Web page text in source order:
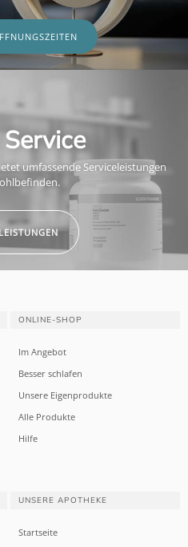
umfassende Serviceleistungen
ONLINE-SHOP
Im Angebot
Besser schlafen
Unsere Eigenprodukte
Alle Produkte
Hilfe
UNSERE APOTHEKE
Startseite